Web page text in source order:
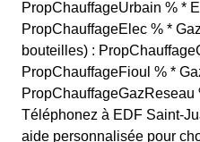
PropChauffageUrbain % *
PropChauffageElec % *
bouteilles) :
PropChauffageFioul % *
PropChauffageGazReseau
Téléphonez à EDF Saint-
aide personnalisée pour